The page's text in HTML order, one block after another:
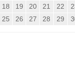
18 19 20 21 22
25 26 27 28 29